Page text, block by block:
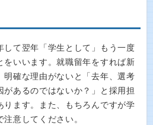
して翌年「学生として」もう一度
をいいます。就職留年をすれば新
明確な理由がないと「去年、選考
があるのではないか？」と採用担
ります。また、もちろんですが学
意してください。